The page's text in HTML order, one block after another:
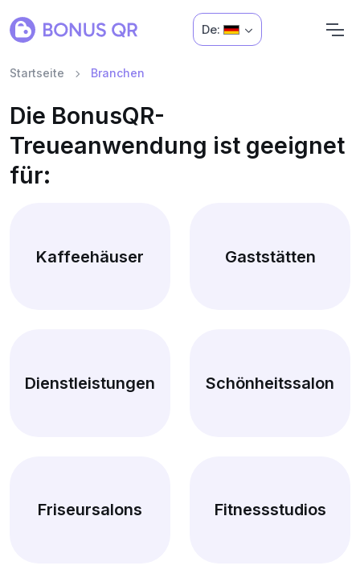
De:
Startseite Branchen
Die BonusQR-
Treueanwendung ist geeignet
für:
Kaffeehäuser Gaststätten
Dienstleistungen Schönheitssalon
Friseursalons Fitnessstudios